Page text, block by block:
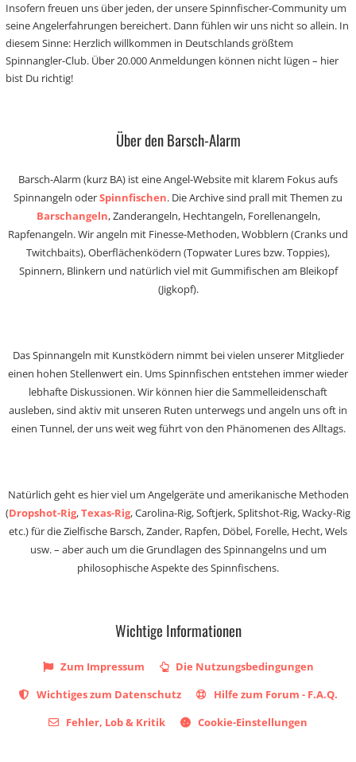
Insofern freuen uns über jeden, der unsere Spinnfischer-Community um
seine Angelerfahrungen bereichert. Dann fühlen wir uns nicht so allein. In
diesem Sinne: Herzlich willkommen in Deutschlands größtem
Spinnangler-Club. Über 20.000 Anmeldungen können nicht lügen – hier
bist Du richtig!
Über den Barsch-Alarm
Barsch-Alarm (kurz BA) ist eine Angel-Website mit klarem Fokus aufs
Spinnangeln oderSpinnfischen. Die Archive sind prall mit Themen zu
Barschangeln, Zanderangeln, Hechtangeln, Forellenangeln,
Rapfenangeln. Wir angeln mit Finesse-Methoden, Wobblern (Cranks und
Twitchbaits), Oberflächenködern (Topwater Lures bzw. Toppies),
Spinnern, Blinkern und natürlich viel mit Gummifischen am Bleikopf
(Jigkopf).
Das Spinnangeln mit Kunstködern nimmt bei vielen unserer Mitglieder
einen hohen Stellenwert ein. Ums Spinnfischen entstehen immer wieder
lebhafte Diskussionen. Wir können hier die Sammelleidenschaft
ausleben, sind aktiv mit unseren Ruten unterwegs und angeln uns oft in
einen Tunnel, der uns weit weg führt von den Phänomenen des Alltags.
Natürlich geht es hier viel um Angelgeräte und amerikanische Methoden
(Dropshot-Rig,Texas-Rig, Carolina-Rig, Softjerk, Splitshot-Rig, Wacky-Rig
etc.) für die Zielfische Barsch, Zander, Rapfen, Döbel, Forelle, Hecht, Wels
usw. – aber auch um die Grundlagen des Spinnangelns und um
philosophische Aspekte des Spinnfischens.
Wichtige Informationen
Zum Impressum
Die Nutzungsbedingungen
Wichtiges zum Datenschutz
Hilfe zum Forum - F.A.Q.
Fehler, Lob & Kritik
Cookie-Einstellungen